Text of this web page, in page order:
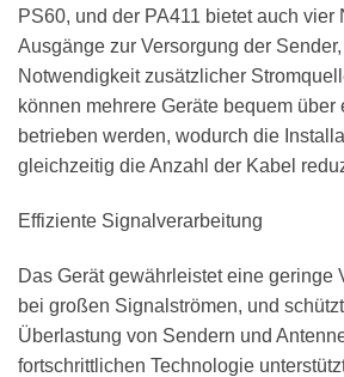
PS60, und der PA411 bietet auch vier
Ausgänge zur Versorgung der
Notwendigkeit zusätzlicher
können mehrere Geräte bequem
betrieben werden, wodurch die
gleichzeitig die Anzahl der Kabel
Effiziente Signalverarbeitung
Das Gerät gewährleistet eine geringe
bei großen Signalströmen, und
Überlastung von Sendern und
fortschrittlichen Technologie